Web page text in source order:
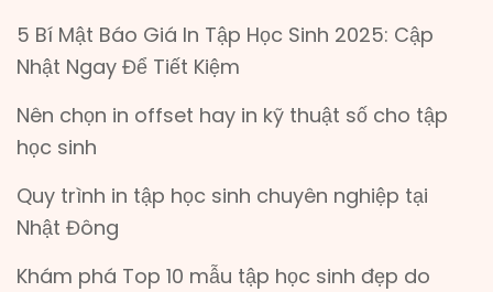
5 Bí Mật Báo Giá In Tập Học Sinh 2025: Cập
Nhật Ngay Để Tiết Kiệm
Nên chọn in offset hay in kỹ thuật số cho tập
học sinh
Quy trình in tập học sinh chuyên nghiệp tại
Nhật Đông
Khám phá Top 10 mẫu tập học sinh đẹp do